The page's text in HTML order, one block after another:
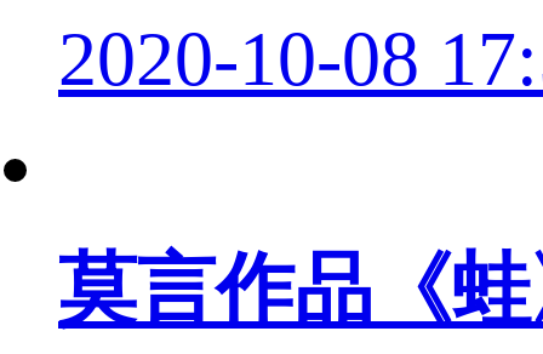
2020-10-08
莫言作品《